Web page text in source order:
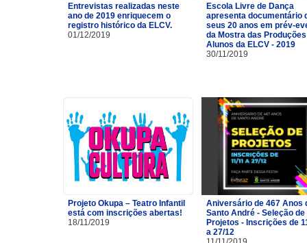
Entrevistas realizadas neste
ano de 2019 enriquecem o
registro histórico da ELCV.
01/12/2019
Escola Livre de Dança
apresenta documentário
seus 20 anos em prév-
da Mostra das
Alunos da ELCV - 2019
30/11/2019
Projeto Okupa – Teatro Infantil
está com inscrições abertas!
18/11/2019
Aniversário de 467 Anos
Santo André - Seleção de
Projetos - Inscrições de
a 27/12